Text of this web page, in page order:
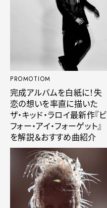
PROMOTIOM
完成アルバムを白紙に！失
恋の想いを率直に描いた
ザ・キッド・ラロイ最新作『ビ
フォー・アイ・フォーゲット』
を解説＆おすすめ曲紹介